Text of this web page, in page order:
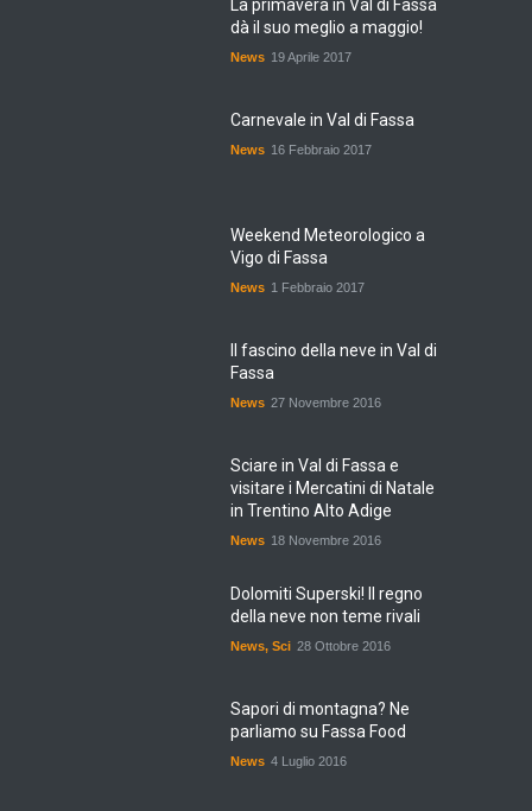
La primavera in Val di Fassa
dà il suo meglio a maggio!
News 19 Aprile 2017
Carnevale in Val di Fassa
News 16 Febbraio 2017
Weekend Meteorologico a
Vigo di Fassa
News 1 Febbraio 2017
Il fascino della neve in Val di
Fassa
News 27 Novembre 2016
Sciare in Val di Fassa e
visitare i Mercatini di Natale
in Trentino Alto Adige
News 18 Novembre 2016
Dolomiti Superski! Il regno
della neve non teme rivali
News, Sci 28 Ottobre 2016
Sapori di montagna? Ne
parliamo su Fassa Food
News 4 Luglio 2016